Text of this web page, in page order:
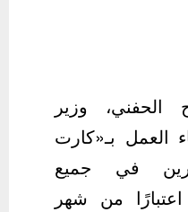
الحفني، وزير
العمل بـ«كارت
في جميع
من شهر